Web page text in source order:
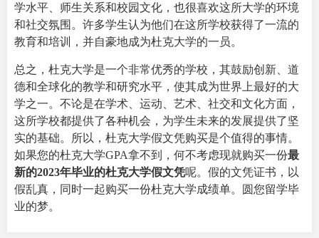
学水平、师生关系和校园文化，也很喜欢这所大学的环境
和社交氛围。许多学生认为他们在这所学校获得了一流的
教育和培训，并自豪地成为杜克大学的一员。
总之，杜克大学是一个非常优秀的学校，其鼓励创新、道
德和全球化的教学和研究水平，使其成为世界上最好的大
学之一。不论是在学术、运动、艺术、社交和文化方面，
这所学校都提供了各种机会，为学生未来的发展提供了坚
实的基础。所以，杜克大学假文凭购买是个值得的事情。
如果您的杜克大学GPA拿不到，何不考虑现就购买一份最
新的2023年毕业的杜克大学假文凭呢。假的文凭证书，以
假乱真，同时一起购买一份杜克大学成绩单。圆您留学毕
业的梦。